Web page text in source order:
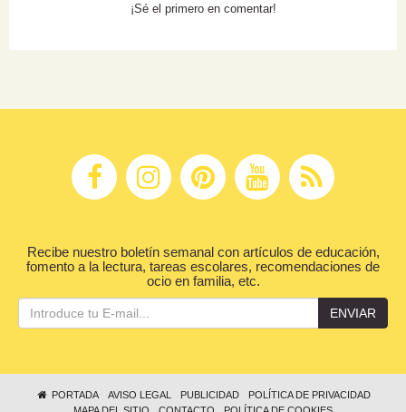
¡Sé el primero en comentar!
Recibe nuestro boletín semanal con artículos de educación,
fomento a la lectura, tareas escolares, recomendaciones de
ocio en familia, etc.
ENVIAR
PORTADA AVISO LEGAL PUBLICIDAD
POLÍTICA DE PRIVACIDAD